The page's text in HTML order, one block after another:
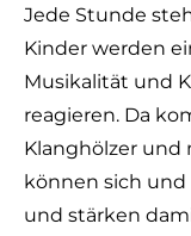
Jede Stunde
Kinder werden
Musikalität und
reagieren. Da
Klanghölzer und
können sich
und stärken